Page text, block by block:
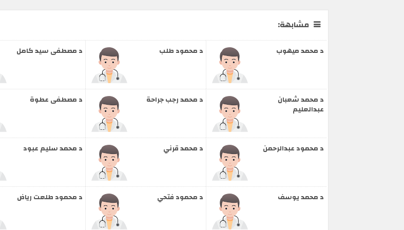
مشابهة:
د مصطفى سيد كامل د محمود طلب د محمد ميهوب
د مصطفى عطوة د محمد رجب جراحة د محمد شعبان
عبدالعليم
د محمد سليم عبود د محمد قرني د محمود عبدالرحمن
د محمود طلعت رياض د محمود فتحي د محمد يوسف